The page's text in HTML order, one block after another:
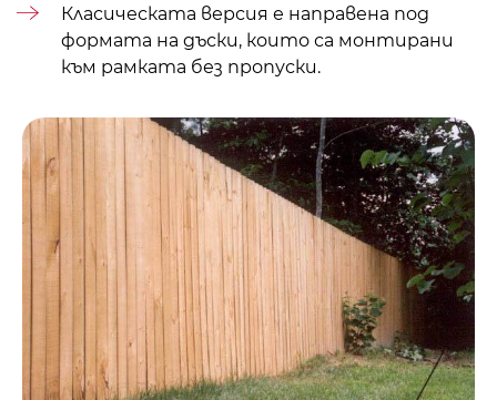
Класическата версия е направена под
формата на дъски, които са монтирани
към рамката без пропуски.